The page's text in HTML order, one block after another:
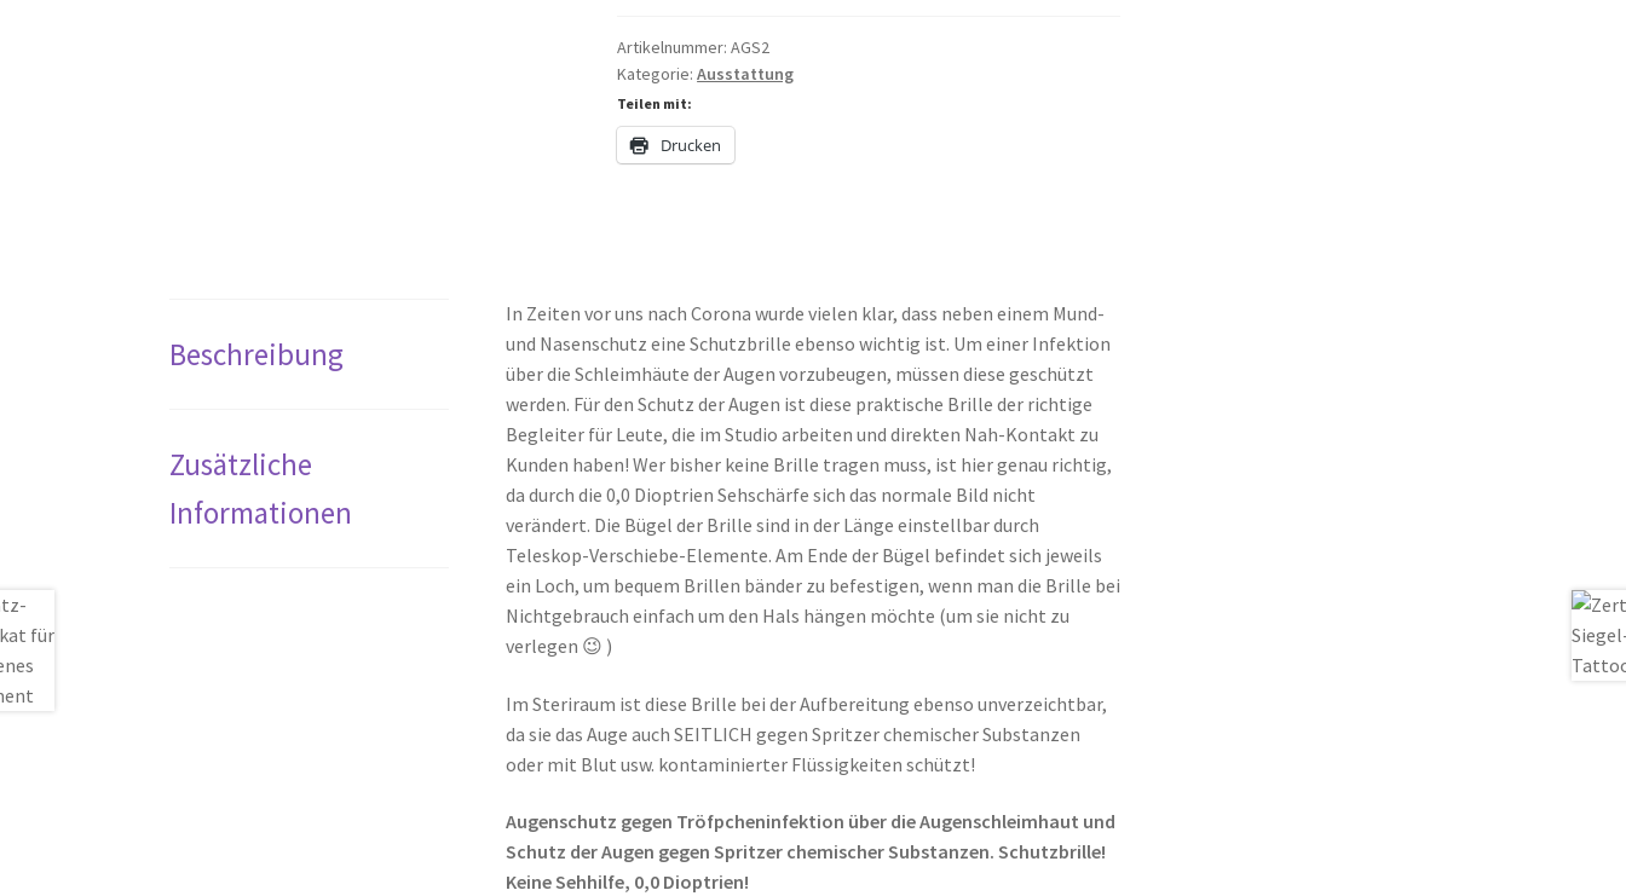
Artikelnummer:AGS2
Kategorie:Ausstattung
Teilen mit:
Drucken
Beschreibung
Zusätzliche
Informationen
In Zeiten vor uns nach Corona wurde vielen klar, dass neben einem Mund-
und Nasenschutz eine Schutzbrille ebenso wichtig ist. Um einer Infektion
über die Schleimhäute der Augen vorzubeugen, müssen diese geschützt
werden. Für den Schutz der Augen ist diese praktische Brille der richtige
Begleiter für Leute, die im Studio arbeiten und direkten Nah-Kontakt zu
Kunden haben! Wer bisher keine Brille tragen muss, ist hier genau richtig,
da durch die 0,0 Dioptrien Sehschärfe sich das normale Bild nicht
verändert. Die Bügel der Brille sind in der Länge einstellbar durch
Teleskop-Verschiebe-Elemente. Am Ende der Bügel befindet sich jeweils
ein Loch, um bequem Brillen bänder zu befestigen, wenn man die Brille bei
Nichtgebrauch einfach um den Hals hängen möchte (um sie nicht zu
verlegen 😉 )
Im Steriraum ist diese Brille bei der Aufbereitung ebenso unverzeichtbar,
da sie das Auge auch SEITLICH gegen Spritzer chemischer Substanzen
oder mit Blut usw. kontaminierter Flüssigkeiten schützt!
Augenschutz gegen Tröfpcheninfektion über die Augenschleimhaut und
Schutz der Augen gegen Spritzer chemischer Substanzen. Schutzbrille!
Keine Sehhilfe, 0,0 Dioptrien!